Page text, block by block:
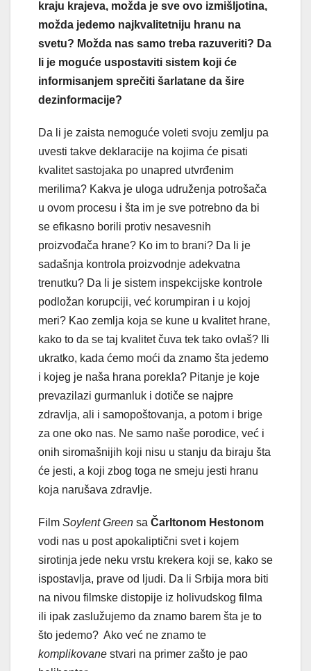
kraju krajeva, možda je sve ovo izmišljotina,
možda jedemo najkvalitetniju hranu na
svetu? Možda nas samo treba razuveriti? Da
li je moguće uspostaviti sistem koji će
informisanjem sprečiti šarlatane da šire
dezinformacije?
Da li je zaista nemoguće voleti svoju zemlju pa
uvesti takve deklaracije na kojima će pisati
kvalitet sastojaka po unapred utvrđenim
merilima? Kakva je uloga udruženja potrošača
u ovom procesu i šta im je sve potrebno da bi
se efikasno borili protiv nesavesnih
proizvođača hrane? Ko im to brani? Da li je
sadašnja kontrola proizvodnje adekvatna
trenutku? Da li je sistem inspekcijske kontrole
podložan korupciji, već korumpiran i u kojoj
meri? Kao zemlja koja se kune u kvalitet hrane,
kako to da se taj kvalitet čuva tek tako ovlaš? Ili
ukratko, kada ćemo moći da znamo šta jedemo
i kojeg je naša hrana porekla? Pitanje je koje
prevazilazi gurmanluk i dotiče se najpre
zdravlja, ali i samopoštovanja, a potom i brige
za one oko nas. Ne samo naše porodice, već i
onih siromašnijih koji nisu u stanju da biraju šta
će jesti, a koji zbog toga ne smeju jesti hranu
koja narušava zdravlje.
Film Soylent Green sa Čarltonom Hestonom
vodi nas u post apokaliptični svet i kojem
sirotinja jede neku vrstu krekera koji se, kako se
ispostavlja, prave od ljudi. Da li Srbija mora biti
na nivou filmske distopije iz holivudskog filma
ili ipak zaslužujemo da znamo barem šta je to
što jedemo? Ako već ne znamo te
komplikovane stvari na primer zašto je pao